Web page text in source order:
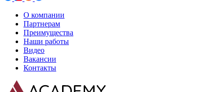
О компании
Партнерам
Преимущества
Наши работы
Видео
Вакансии
Контакты